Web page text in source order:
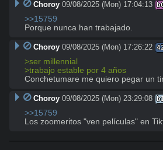
Choroy 09/08/2025 (Mon) 17:04:13
>>15759
Porque nunca han trabajado.
Choroy 09/08/2025 (Mon) 17:26:22
>ser millennial
>trabajo estable por 4 años
Conchetumare me quiero pegar un
Choroy 09/08/2025 (Mon) 23:29:08
>>15759
Los zoomeritos "ven películas" en